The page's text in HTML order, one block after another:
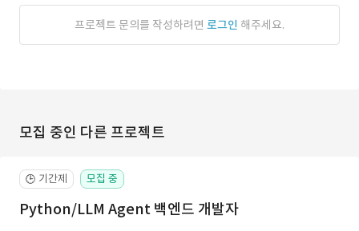
프로젝트 문의를 작성하려면 로그인 해주세요.
모집 중인 다른 프로젝트
🕒 기간제 모집 중
Python/LLM Agent 백엔드 개발자